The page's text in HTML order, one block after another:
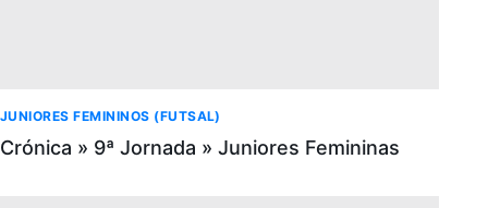
JUNIORES FEMININOS (FUTSAL)
Crónica » 9ª Jornada » Juniores Femininas